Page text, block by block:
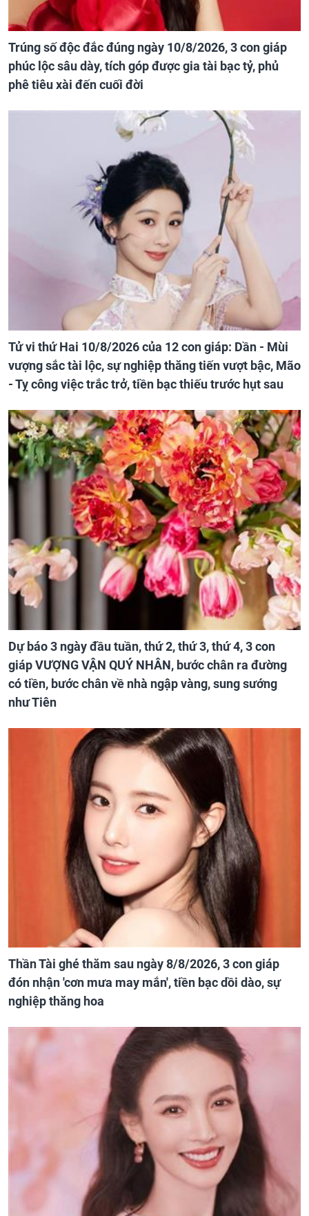
Trúng số độc đắc đúng ngày 10/8/2026, 3 con giáp
phúc lộc sâu dày, tích góp được gia tài bạc tỷ, phủ
phê tiêu xài đến cuối đời
Tử vi thứ Hai 10/8/2026 của 12 con giáp: Dần - Mùi
vượng sắc tài lộc, sự nghiệp thăng tiến vượt bậc, Mão
- Tỵ công việc trắc trở, tiền bạc thiếu trước hụt sau
Dự báo 3 ngày đầu tuần, thứ 2, thứ 3, thứ 4, 3 con
giáp VƯỢNG VẬN QUÝ NHÂN, bước chân ra đường
có tiền, bước chân về nhà ngập vàng, sung sướng
như Tiên
Thần Tài ghé thăm sau ngày 8/8/2026, 3 con giáp
đón nhận 'cơn mưa may mắn', tiền bạc dồi dào, sự
nghiệp thăng hoa